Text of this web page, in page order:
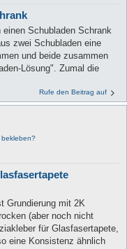
Schubladen Schrank
zwei Schubladen eine
und beide zusammen
Lösung". Zumal die
Rufe den Beitrag auf
bekleben?
Grundierung mit 2K
(aber noch nicht
für Glasfasertapete,
eine Konsistenz ähnlich